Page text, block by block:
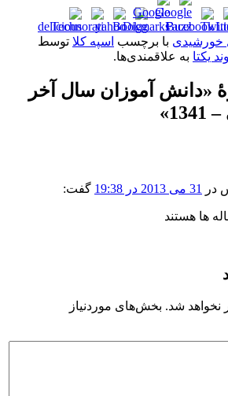
خورشیدی با برچسب اسپه کلا توسط
یکتا به علاقمندی‌ها.
«دانش آموزان سال آخر
»
در 31 می 2013 در 19:38 گفت:
نخواهد شد. بخش‌های موردنیاز